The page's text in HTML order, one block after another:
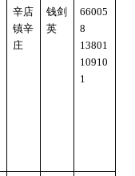
辛店
镇辛
庄
钱剑
英
66005
8
13801
10910
1